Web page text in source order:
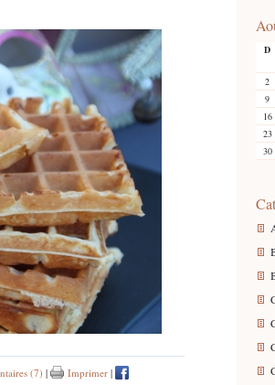
D
2
9
16
23
30
(7) | Imprimer |